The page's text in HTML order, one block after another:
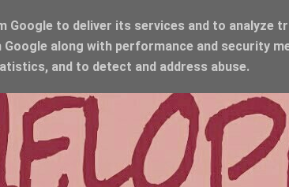
Google to deliver its services and to analyze
Google along with performance and security
and to detect and address abuse.